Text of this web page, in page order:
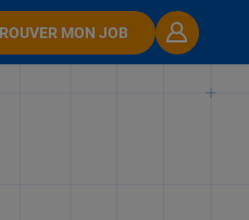
MON JOB